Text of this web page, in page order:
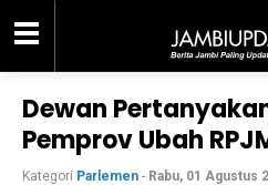
Dewan
Pemprov Ubah
Kategori Parlemen - Rabu, 01 Agustus